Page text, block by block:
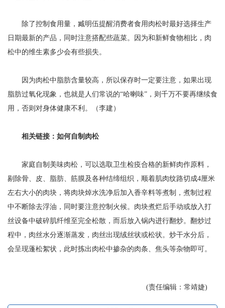
除了控制食用量，臧明伍提醒消费者食用肉松时最好选择生产
日期最新的产品，同时注意搭配些蔬菜。因为和新鲜食物相比，肉
松中的维生素多少会有些损失。
因为肉松中脂肪含量较高，所以保存时一定要注意，如果出现
脂肪过氧化现象，也就是人们常说的“哈喇味”，则千万不要再继续食
用，否则对身体健康不利。（李建）
相关链接： 如何自制肉松
家庭自制美味肉松，可以选取卫生检疫合格的新鲜肉作原料，
剔除骨、皮、脂肪、筋膜及各种结缔组织，顺着肌肉纹路切成4厘米
左右大小的肉块，将肉块焯水洗净后加入香辛料等煮制，煮制过程
中不断除去浮油，同时要注意控制火候。肉块煮烂后手动或放入打
丝设备中破碎肌纤维至完全松散，而后放入锅内进行翻炒。翻炒过
程中，肉丝水分逐渐蒸发，肉丝出现绒丝状或松状。炒干水分后，
会呈现蓬松絮状，此时拣出肉松中掺杂的肉条、焦头等杂物即可。
(责任编辑：常靖婕)